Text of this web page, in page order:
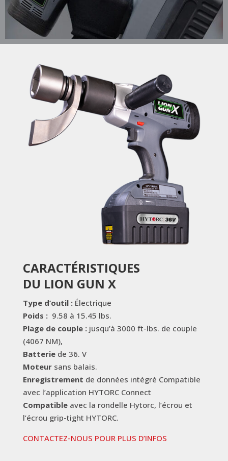
CARACTÉRISTIQUES
DU LION GUN X
Type d’outil :Électrique
Poids :9.58 à 15.45 lbs.
Plage de couple :jusqu’à 3000 ft-lbs. de couple
(4067 NM),
Batteriede 36. V
Moteursans balais.
Enregistrement de données intégré Compatible
avec l’application HYTORC Connect
Compatibleavec la rondelle Hytorc, l’écrou et
l’écrou grip-tight HYTORC.
CONTACTEZ-NOUS POUR PLUS D’INFOS